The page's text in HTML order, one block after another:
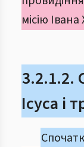
місію
3.2.1.2.
Ісуса і